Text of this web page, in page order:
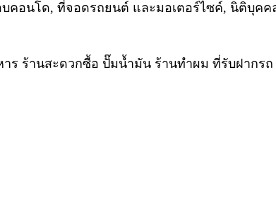
คอนโด, ที่จอดรถยนต์ และมอเตอร์ไซค์, นิติบุค
ร ร้านสะดวกซื้อ ปั๊มน้ำมัน ร้านทำผม ที่รับฝากรถ